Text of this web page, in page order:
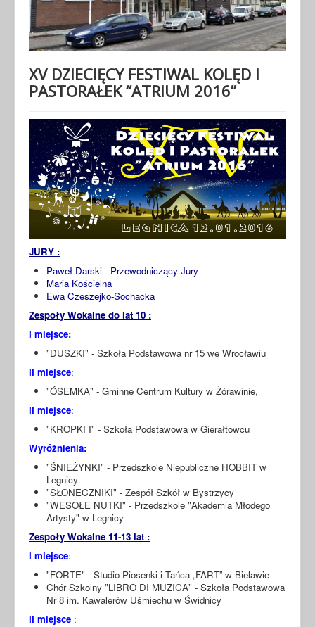
XV DZIECIĘCY FESTIWAL KOLĘD I
PASTORAŁEK “ATRIUM 2016”
JURY :
Paweł Darski - Przewodniczący Jury
Maria Kościelna
Ewa Czeszejko-Sochacka
Zespoły Wokalne do lat 10 :
I miejsce:
"DUSZKI" - Szkoła Podstawowa nr 15 we Wrocławiu
II miejsce:
"ÓSEMKA" - Gminne Centrum Kultury w Żórawinie,
II miejsce:
"KROPKI I" - Szkoła Podstawowa w Gierałtowcu
Wyróżnienia:
"ŚNIEŻYNKI" - Przedszkole Niepubliczne HOBBIT w
Legnicy
"SŁONECZNIKI" - Zespół Szkół w Bystrzycy
"WESOŁE NUTKI" - Przedszkole "Akademia Młodego
Artysty" w Legnicy
Zespoły Wokalne 11-13 lat :
I miejsce:
"FORTE" - Studio Piosenki i Tańca „FART” w Bielawie
Chór Szkolny "LIBRO DI MUZICA" - Szkoła Podstawowa
Nr 8 im. Kawalerów Uśmiechu w Świdnicy
II miejsce :